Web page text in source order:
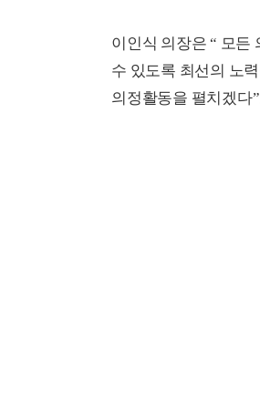
이인식 의장은 “ 모든
수 있도록 최선의 노
의정활동을 펼치겠다